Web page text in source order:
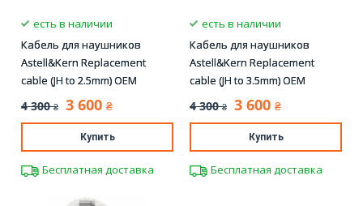
есть в наличии
Кабель для наушников
Astell&Kern Replacement
cable (JH to 2.5mm) OEM
4 300 ₴ 3 600 ₴
Купить
Бесплатная доставка
есть в наличии
Кабель для наушников
Astell&Kern Replacement
cable (JH to 3.5mm) OEM
4 300 ₴ 3 600 ₴
Купить
Бесплатная доставка